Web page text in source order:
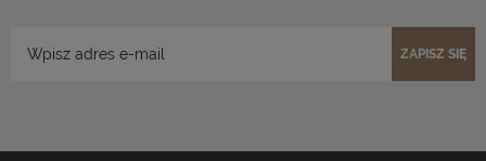
ZAPISZ SIĘ